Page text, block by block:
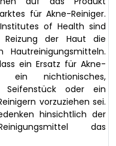
für Akne-Reiniger.
of Health sind
Reizung der Haut die
Hautreinigungsmitteln.
ein Ersatz für Akne-
ein nichtionisches,
Seifenstück oder ein
vorzuziehen sei.
hinsichtlich der
das